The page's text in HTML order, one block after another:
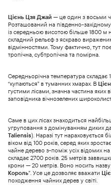
Цієнь Цзя Джай — це один з восьми
Розташований на південно-західному
із середньою висотою більше 1800
складний рельєф з яскраво
відмінностями. Тому фактично, тут
тропічна, субтропічна та помірна.
Середньорічна температура складає
“купаються” в туманних хмарах. В
густими лісами, значна частина яких
заповідника вічнозелених
Саме в цих лісах знаходиться
угруповання з домінуванням диких
Taliensis). Наразі тут нараховується
віком від 100 років, серед яких
чайне дерево з-поміж усіх відомих
складає 2700 років. 25 метрів
крони — 20 метрів. Воно носить назву
Король”. Усе це дозволяє вважати
походження чайних дерев у світі.